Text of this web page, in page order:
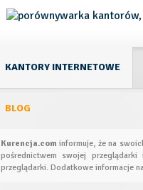
KANTORY INTERNETOWE
BLOG
Kurencja.com informuje, że na
pośrednictwem swojej
przeglądarki. Dodatkowe informacje